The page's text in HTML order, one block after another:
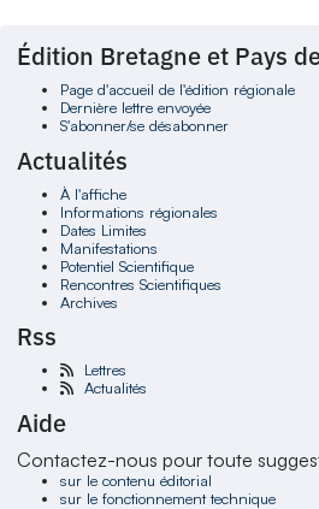
Édition Bretagne et Pays
Page d'accueil de l'édition régionale
Dernière lettre envoyée
S'abonner/se désabonner
Actualités
À l'affiche
Informations régionales
Dates Limites
Manifestations
Potentiel Scientifique
Rencontres Scientifiques
Archives
Rss
Lettres
Actualités
Aide
Contactez-nous pour toute
sur le contenu éditorial
sur le fonctionnement technique